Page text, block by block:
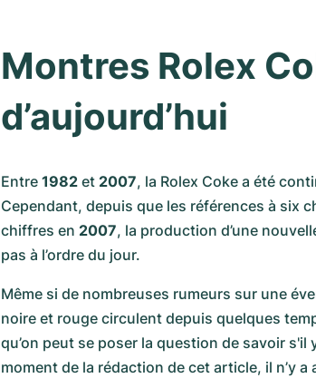
Montres Rolex
d’aujourd’hui
Entre 1982 et 2007, la Rolex Coke a été
Cependant, depuis que les références à six
chiffres en 2007, la production d’une
pas à l’ordre du jour.
Même si de nombreuses rumeurs sur une
noire et rouge circulent depuis quelques
qu’on peut se poser la question de savoir
moment de la rédaction de cet article, il n’y